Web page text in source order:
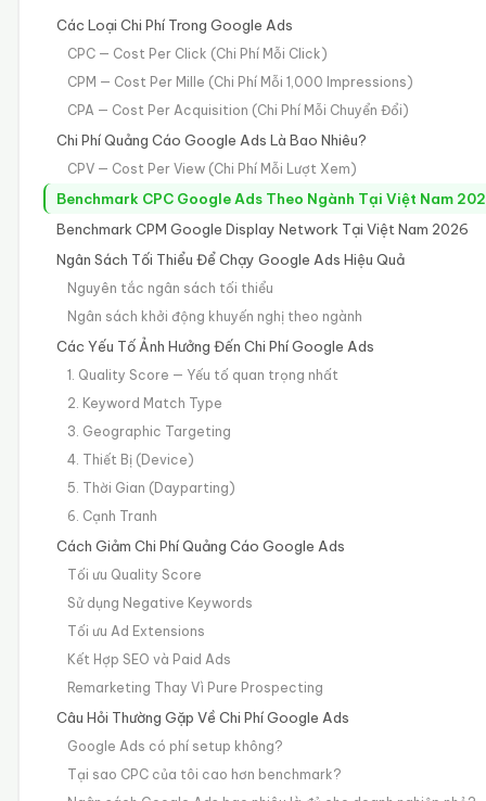
Các Loại Chi Phí Trong Google Ads
CPC — Cost Per Click (Chi Phí Mỗi Click)
CPM — Cost Per Mille (Chi Phí Mỗi 1,000 Impressions)
CPA — Cost Per Acquisition (Chi Phí Mỗi Chuyển Đổi)
Chi Phí Quảng Cáo Google Ads Là Bao Nhiêu?
CPV — Cost Per View (Chi Phí Mỗi Lượt Xem)
Benchmark CPC Google Ads Theo Ngành Tại Việt Nam
Benchmark CPM Google Display Network Tại Việt Nam 2026
Ngân Sách Tối Thiểu Để Chạy Google Ads Hiệu Quả
Nguyên tắc ngân sách tối thiểu
Ngân sách khởi động khuyến nghị theo ngành
Các Yếu Tố Ảnh Hưởng Đến Chi Phí Google Ads
1. Quality Score — Yếu tố quan trọng nhất
2. Keyword Match Type
3. Geographic Targeting
4. Thiết Bị (Device)
5. Thời Gian (Dayparting)
6. Cạnh Tranh
Cách Giảm Chi Phí Quảng Cáo Google Ads
Tối ưu Quality Score
Sử dụng Negative Keywords
Tối ưu Ad Extensions
Kết Hợp SEO và Paid Ads
Remarketing Thay Vì Pure Prospecting
Câu Hỏi Thường Gặp Về Chi Phí Google Ads
Google Ads có phí setup không?
Tại sao CPC của tôi cao hơn benchmark?